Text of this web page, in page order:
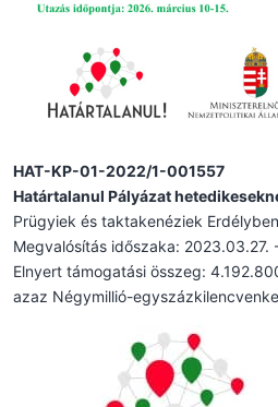
HAT-KP-01-2022/1-001557
Határtalanul Pályázat
Prügyiek és taktakenéziek Erdélyben
Megvalósítás időszaka: 2023.03.27.
Elnyert támogatási összeg:
azaz Négymillió-